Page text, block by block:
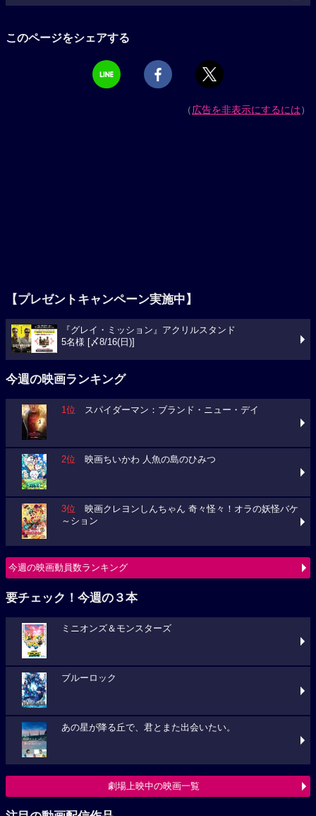
このページをシェアする
（広告を非表示にするには）
【プレゼントキャンペーン実施中】
『グレイ・ミッション』アクリルスタンド
5名様 [〆8/16(日)]
今週の映画ランキング
1位 スパイダーマン：ブランド・ニュー・デイ
2位 映画ちいかわ 人魚の島のひみつ
3位 映画クレヨンしんちゃん 奇々怪々！オラの妖怪バケ
～ション
今週の映画動員数ランキング
要チェック！今週の３本
ミニオンズ＆モンスターズ
ブルーロック
あの星が降る丘で、君とまた出会いたい。
劇場上映中の映画一覧